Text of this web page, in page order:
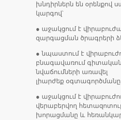
խնդիրներն են օրենքով
կարգով՝
● աջակցում է
զարգացման ծրագրերի
● նպաստում է
բնագավառում գիտական
նվաճումների առավել
լիարժեք
● աջակցում է
վերաբերվող
խորացմանը և